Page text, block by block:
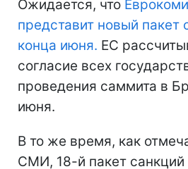
Ожидается, что
представит новый пакет
конца июня. ЕС
согласие всех
проведения саммита в
июня.
В то же время, как
СМИ, 18-й пакет санкций